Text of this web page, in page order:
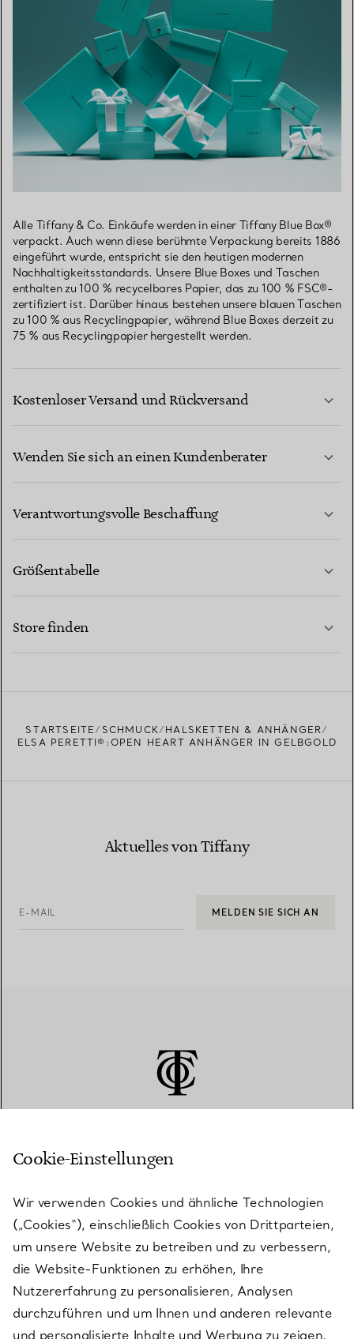
Alle Tiffany & Co. Einkäufe werden in einer Tiffany Blue Box®
verpackt. Auch wenn diese berühmte Verpackung bereits 1886
eingeführt wurde, entspricht sie den heutigen modernen
Nachhaltigkeitsstandards. Unsere Blue Boxes und Taschen
enthalten zu 100 % recycelbares Papier, das zu 100 % FSC®-
zertifiziert ist. Darüber hinaus bestehen unsere blauen Taschen
zu 100 % aus Recyclingpapier, während Blue Boxes derzeit zu
75 % aus Recyclingpapier hergestellt werden.
Kostenloser Versand und Rückversand
Wenden Sie sich an einen Kundenberater
Verantwortungsvolle Beschaffung
Größentabelle
Store finden
STARTSEITE SCHMUCK
HALSKETTEN & ANHÄNGER
ELSA PERETTI®:OPEN HEART ANHÄNGER IN GELBGOLD
Aktuelles von Tiffany
E-MAIL MELDEN SIE SICH AN
KUNDENSERVICE
SERVICES
ÜBER TIFFANY & CO.
Cookie-Einstellungen
Wir verwenden Cookies und ähnliche Technologien
(„Cookies“), einschließlich Cookies von Drittparteien,
um unsere Website zu betreiben und zu verbessern,
die Website-Funktionen zu erhöhen, Ihre
Nutzererfahrung zu personalisieren, Analysen
durchzuführen und um Ihnen und anderen relevante
und personalisierte Inhalte und Werbung zu zeigen.